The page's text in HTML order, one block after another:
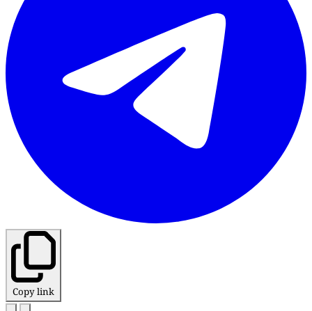
Copy link